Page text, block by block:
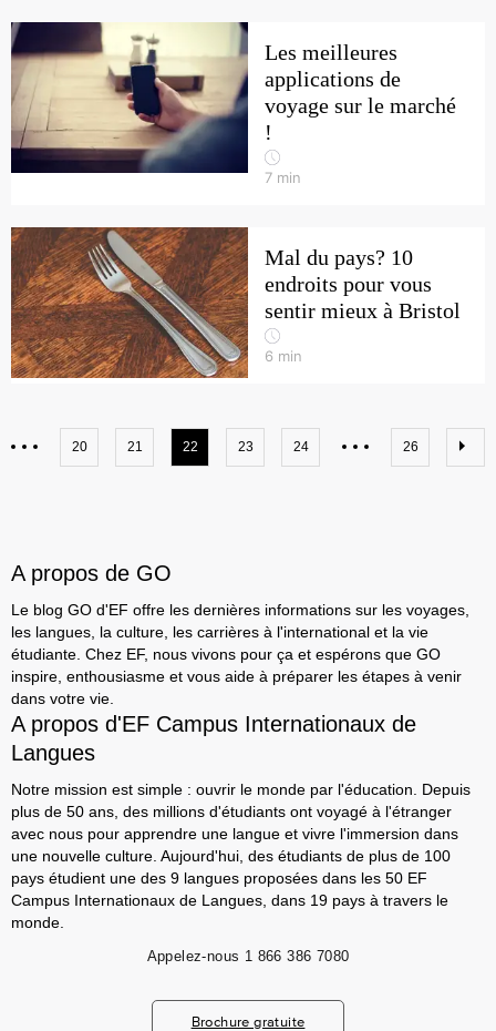
Les meilleures
applications de
voyage sur le marché
!
7 min
Mal du pays? 10
endroits pour vous
sentir mieux à Bristol
6 min
20 21 22 23 24 26
A propos de GO
Le blog GO d'EF offre les dernières informations sur les voyages,
les langues, la culture, les carrières à l'international et la vie
étudiante. Chez EF, nous vivons pour ça et espérons que GO
inspire, enthousiasme et vous aide à préparer les étapes à venir
dans votre vie.
A propos d'EF Campus Internationaux de
Langues
Notre mission est simple : ouvrir le monde par l'éducation. Depuis
plus de 50 ans, des millions d'étudiants ont voyagé à l'étranger
avec nous pour apprendre une langue et vivre l'immersion dans
une nouvelle culture. Aujourd'hui, des étudiants de plus de 100
pays étudient une des 9 langues proposées dans les 50 EF
Campus Internationaux de Langues, dans 19 pays à travers le
monde.
Appelez-nous 1 866 386 7080
Brochure gratuite